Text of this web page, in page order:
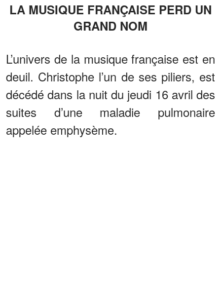
LA MUSIQUE FRANÇAISE PERD UN
GRAND NOM
L’univers de la musique française est en
deuil. Christophe l’un de ses piliers, est
décédé dans la nuit du jeudi 16 avril des
suites d’une maladie pulmonaire
appelée emphysème.